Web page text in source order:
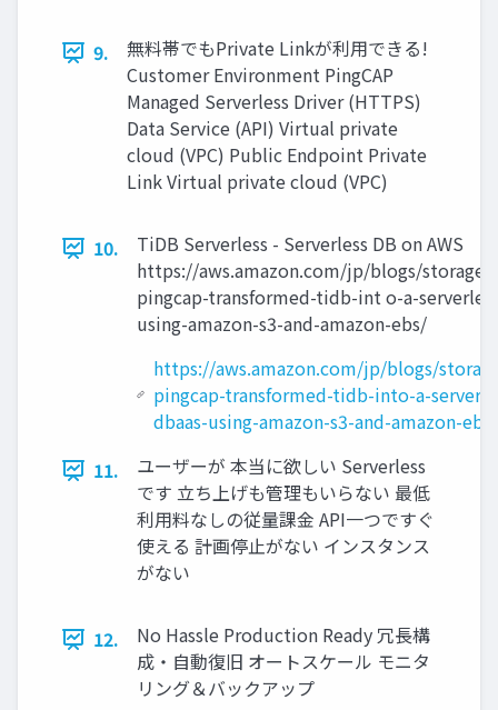
9.
無料帯でもPrivate Linkが利⽤できる!
Customer Environment PingCAP
Managed Serverless Driver (HTTPS)
Data Service (API) Virtual private
cloud (VPC) Public Endpoint Private
Link Virtual private cloud (VPC)
10.
TiDB Serverless - Serverless DB on AWS
https://aws.amazon.com/jp/blogs/storage/
pingcap-transformed-tidb-int o-a-
using-amazon-s3-and-amazon-ebs/
https://aws.amazon.com/jp/blogs/
pingcap-transformed-tidb-into-a-
dbaas-using-amazon-s3-and-amazon-ebs/
11.
ユーザーが 本当に欲しい Serverless
です ⽴ち上げも管理もいらない 最低
利⽤料なしの従量課⾦ API⼀つですぐ
使える 計画停⽌がない インスタンス
がない
12.
No Hassle Production Ready 冗⻑構
成‧⾃動復旧 オートスケール モニタ
リング＆バックアップ